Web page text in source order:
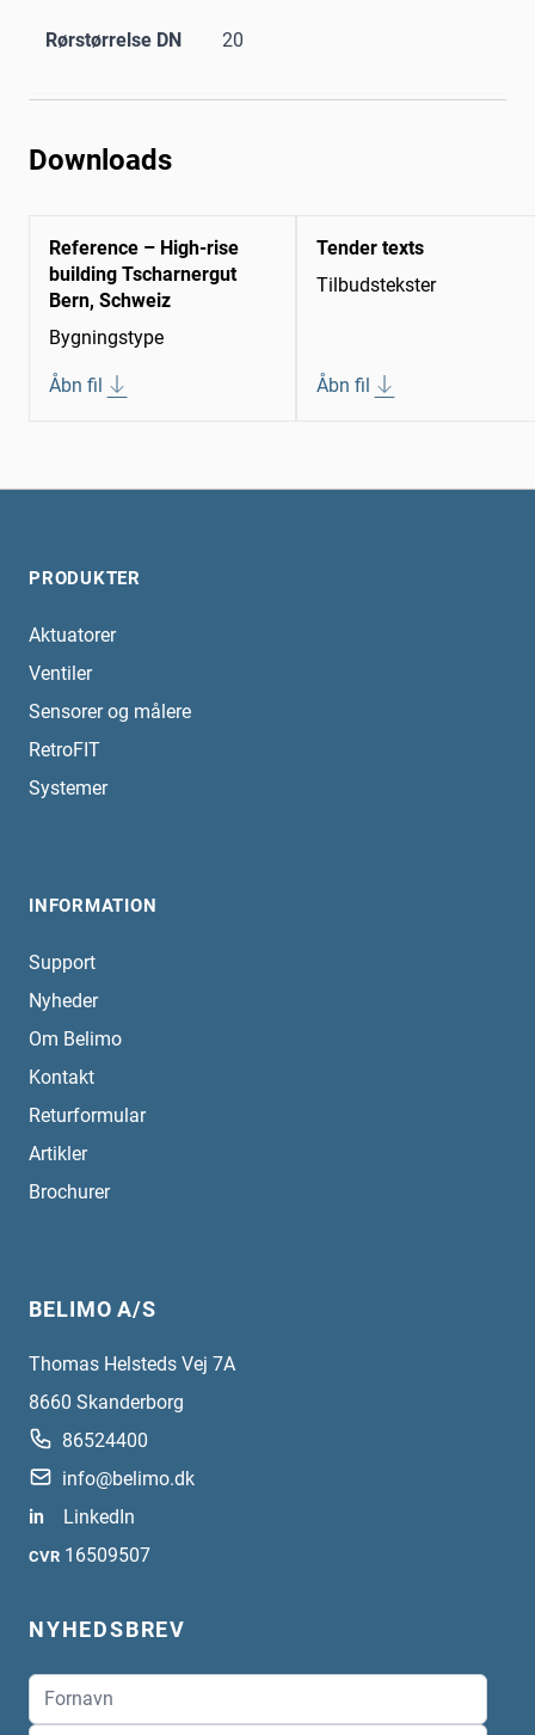
Rørstørrelse DN 20
Downloads
Reference – High-rise
building Tscharnergut
Bern, Schweiz
Bygningstype
Åbn fil
Tender texts
Tilbudstekster
Åbn fil
PRODUKTER
Aktuatorer
Ventiler
Sensorer og målere
RetroFIT
Systemer
INFORMATION
Support
Nyheder
Om Belimo
Kontakt
Returformular
Artikler
Brochurer
BELIMO A/S
Thomas Helsteds Vej 7A
8660 Skanderborg
86524400
info@belimo.dk
in
LinkedIn
CVR 16509507
NYHEDSBREV